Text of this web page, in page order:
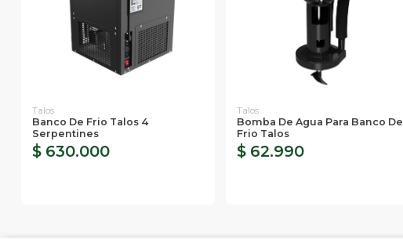
Talos
Banco De Frio Talos 4
Serpentines
$ 630.000
Talos
Bomba De Agua Para Banco De
Frio Talos
$ 62.990